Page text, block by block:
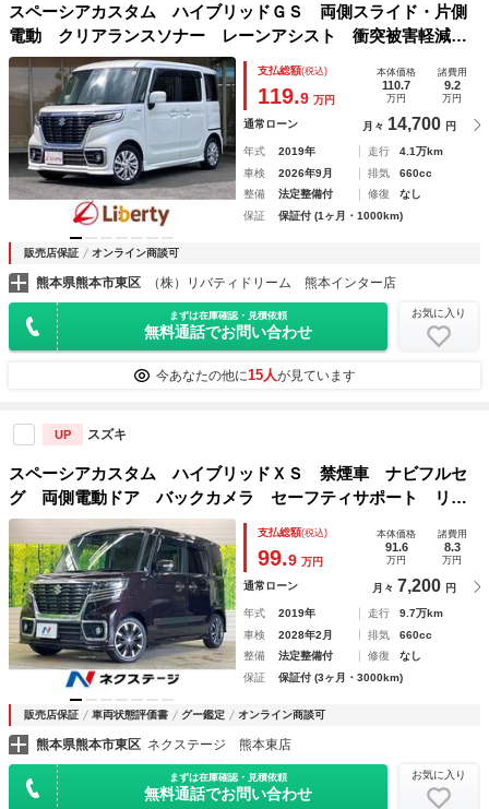
スペーシアカスタム ハイブリッドＧＳ 両側スライド・片側
電動 クリアランスソナー レーンアシスト 衝突被害軽減シ
ステム オートライト スマートキー アイドリングストッ
プ 電動格納ミラー シートヒーター ベンチシート ＣＶ
Ｔ ＥＳＣ
支払総額(税込)
119.9 万円
本体価格
110.7
万円
諸費用
9.2
万円
通常ローン 月々 14,700 円
年式 2019年 走行
4.1万km
車検
2026年9月 排気
660cc
整備
法定整備付 修復
なし
保証
保証付 (1ヶ月・1000km)
販売店保証 オンライン商談可
熊本県熊本市東区 （株）リバティドリーム 熊本インター店
まずは在庫確認・見積依頼
無料通話でお問い合わせ
お気に入り
今あなたの他に15人が見ています
UP スズキ
スペーシアカスタム ハイブリッドＸＳ 禁煙車 ナビフルセ
グ 両側電動ドア バックカメラ セーフティサポート リア
パーキングセンサ ＬＥＤヘッド 純正１５インチＡＷ 半革
シート シートヒーター 後席サーキュレーター／サンシェー
ド ＥＴＣ
支払総額(税込)
99.9 万円
本体価格
91.6
万円
諸費用
8.3
万円
通常ローン 月々 7,200 円
年式 2019年 走行
9.7万km
車検
2028年2月 排気
660cc
整備
法定整備付 修復
なし
保証
保証付 (3ヶ月・3000km)
販売店保証 車両状態評価書 グー鑑定 オンライン商談可
熊本県熊本市東区 ネクステージ 熊本東店
まずは在庫確認・見積依頼
無料通話でお問い合わせ
お気に入り